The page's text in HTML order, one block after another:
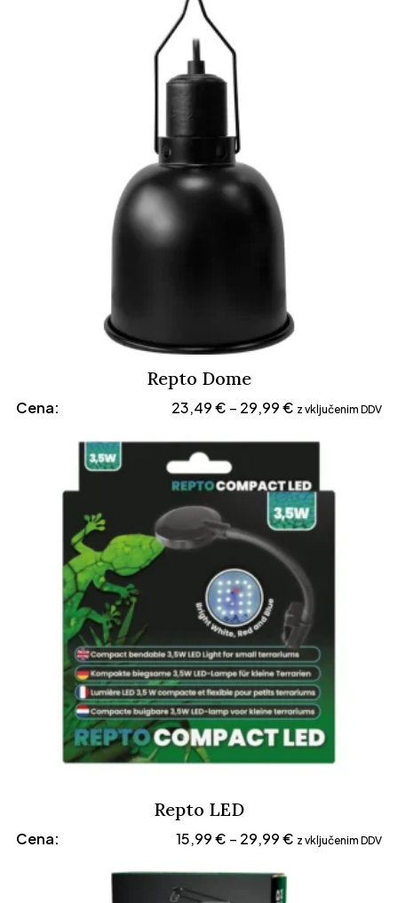
Repto Dome
Cena: 23,49€ – 29,99€ Cenovni
od
do
29,99 €
z vključenim DDV
Repto LED
Cena: 15,99€ – 29,99€ Cenovni
z vključenim DDV